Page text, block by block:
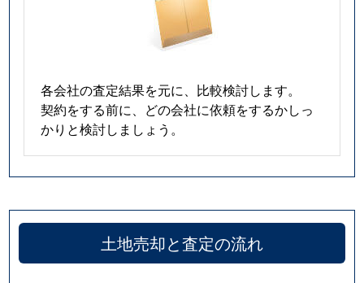
各会社の査定結果を元に、比較検討します。
契約をする前に、どの会社に依頼をするかしっ
かりと検討しましょう。
土地売却と査定の流れ